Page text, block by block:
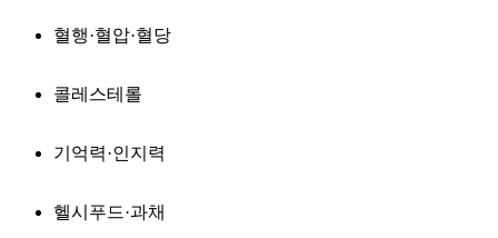
혈행·혈압·혈당
콜레스테롤
기억력·인지력
헬시푸드·과채